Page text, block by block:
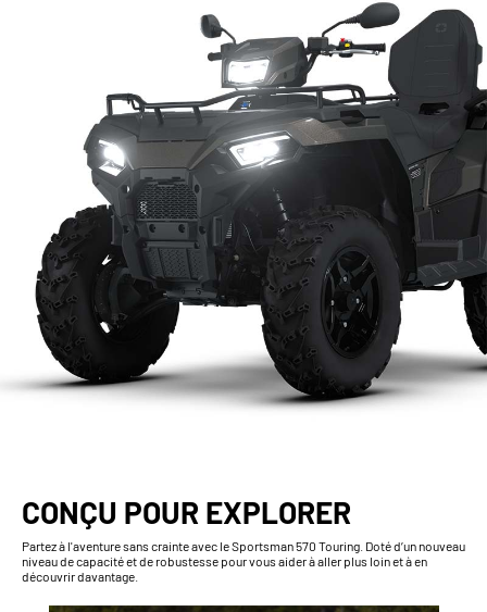
CONÇU POUR EXPLORER
Partez à l'aventure sans crainte avec le Sportsman 570 Touring. Doté d’un nouveau
niveau de capacité et de robustesse pour vous aider à aller plus loin et à en
découvrir davantage.